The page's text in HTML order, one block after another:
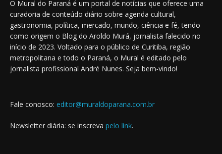
O Mural do Paraná é um portal de notícias que oferece uma
curadoria de conteúdo diário sobre agenda cultural,
gastronomia, política, mercado, mundo, ciência e fé, tendo
como origem o Blog do Aroldo Murá, jornalista falecido no
início de 2023. Voltado para o público de Curitiba, região
metropolitana e todo o Paraná, o Mural é editado pelo
jornalista profissional André Nunes. Seja bem-vindo!
Fale conosco: editor@muraldoparana.com.br
Newsletter diária: se inscreva pelo link.